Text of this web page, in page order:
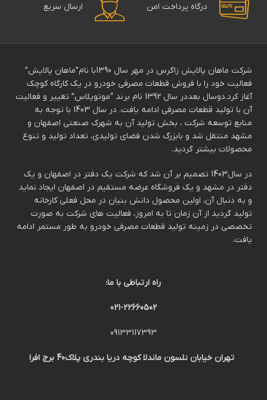
درگاه پرداخت امن ارسال سریع
شرکت ماهان پالایش زاگرس در مهر سال 1390با نام”ماهان پالایش”
فعالیت خود را با فروش قطعات مصرفی خودرو در یک کارگاه کوچک
آغاز کرد.دوسال بعددر سال 1392 نام برند “موتوپلاس” تغییر و فعالیت
آن با تولید قطعات مصرفی ادامه یافت. در سال 1403 با توجه به
منابع توسعه شرکت ، بخش تولید آن به شهرک صنعتی اصفهان و
مشهد منتقل شد و بابزرگ شدن فضای تولیدی، تعداد تولید و تنوع
محصولات بیشتر گردید.
در سال1403 تصمیم بر آن شد که شرکت یک دفتر در اصفهان و یک
دفتر در مشهد و یک فروشگاه عرضه مستقیم در اصفهان ایجاد نماید
و به دنبال آن، اولین محصول دانش بنیان در محل فعلی کارخانه
تولید گردید از آن زمان تا به امروز، فعالیت های شرکت به صورت
تخصصی در زمینه تولید قطعات مصرفی خودرو به طور مستمر ادامه
یافت.
راه ارتباطی با ما:
021-22660502
09133117393
تهران خیابان نلسون ماندلا کوچه دریا بندری پلاک40 برج افرا